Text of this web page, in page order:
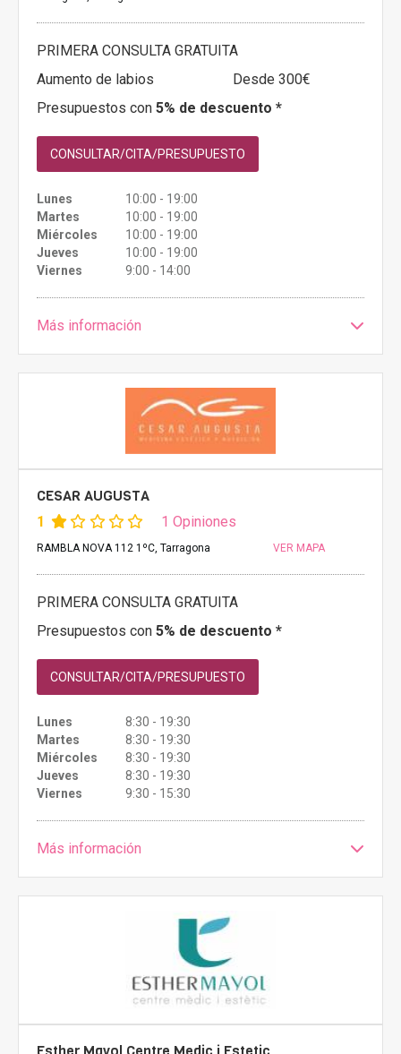
PRIMERA CONSULTA GRATUITA
Aumento de labios
Desde 300€
Presupuestos con 5% de descuento *
CONSULTAR/CITA/PRESUPUESTO
Lunes
10:00 - 19:00
Martes
10:00 - 19:00
Miércoles
10:00 - 19:00
Jueves
10:00 - 19:00
Viernes
9:00 - 14:00
Más información
CESAR AUGUSTA
1 1 Opiniones
RAMBLA NOVA 112 1ºC, Tarragona VER MAPA
PRIMERA CONSULTA GRATUITA
Presupuestos con 5% de descuento *
CONSULTAR/CITA/PRESUPUESTO
Lunes
8:30 - 19:30
Martes
8:30 - 19:30
Miércoles
8:30 - 19:30
Jueves
8:30 - 19:30
Viernes
9:30 - 15:30
Más información